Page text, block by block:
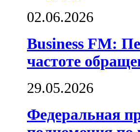
02.06.2026
Business FM:
частоте
29.05.2026
Федеральная